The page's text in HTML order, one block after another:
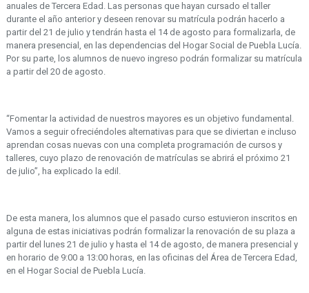
anuales de Tercera Edad. Las personas que hayan cursado el taller
durante el año anterior y deseen renovar su matrícula podrán hacerlo a
partir del 21 de julio y tendrán hasta el 14 de agosto para formalizarla, de
manera presencial, en las dependencias del Hogar Social de Puebla Lucía.
Por su parte, los alumnos de nuevo ingreso podrán formalizar su matrícula
a partir del 20 de agosto.
“Fomentar la actividad de nuestros mayores es un objetivo fundamental.
Vamos a seguir ofreciéndoles alternativas para que se diviertan e incluso
aprendan cosas nuevas con una completa programación de cursos y
talleres, cuyo plazo de renovación de matrículas se abrirá el próximo 21
de julio”, ha explicado la edil.
De esta manera, los alumnos que el pasado curso estuvieron inscritos en
alguna de estas iniciativas podrán formalizar la renovación de su plaza a
partir del lunes 21 de julio y hasta el 14 de agosto, de manera presencial y
en horario de 9:00 a 13:00 horas, en las oficinas del Área de Tercera Edad,
en el Hogar Social de Puebla Lucía.